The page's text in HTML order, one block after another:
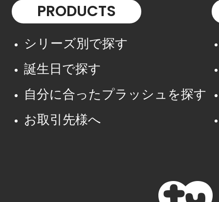
PRODUCTS
シリーズ別で探す
誕生日で探す
自分に合ったプラッシュを探す
お取引先様へ